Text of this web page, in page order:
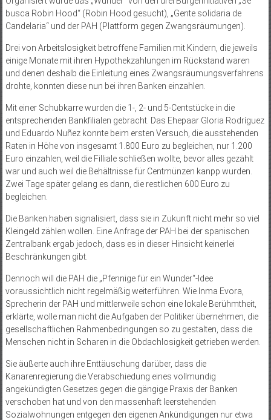
busca Robin Hood“ (Robin Hood gesucht), „Gente solidaria de
Candelaria“ und der PAH (Plattform gegen Zwangsräumungen).
Drei von Arbeitslosigkeit betroffene Familien mit Kindern, die jeweils
einige Monate mit ihren Hypothekzahlungen im Rückstand waren
und denen deshalb die Einleitung eines Zwangsräumungsverfahrens
drohte, konnten diese nun bei ihren Banken einzahlen.
Mit einer Schubkarre wurden die 1-, 2- und 5-Centstücke in die
entsprechenden Bankfilialen gebracht. Das Ehepaar Gloria Rodríguez
und Eduardo Nuñez konnte beim ersten Versuch, die ausstehenden
Raten in Höhe von insgesamt 1.800 Euro zu begleichen, nur 1.200
Euro einzahlen, weil die Filliale schließen wollte, bevor alles gezählt
war und auch weil die Behältnisse für Centmünzen kanpp wurden.
Zwei Tage später gelang es dann, die restlichen 600 Euro zu
begleichen.
Die Banken haben signalisiert, dass sie in Zukunft nicht mehr so viel
Kleingeld zählen wollen. Eine Anfrage der PAH bei der spanischen
Zentralbank ergab jedoch, dass es in dieser Hinsicht keinerlei
Beschränkungen gibt.
Dennoch will die PAH die „Pfennige für ein Wunder“-Idee
voraussichtlich nicht regelmäßig weiterführen. Wie Inma Evora,
Sprecherin der PAH und mittlerweile schon eine lokale Berühmtheit,
erklärte, wolle man nicht die Aufgaben der Politiker übernehmen, die
gesellschaftlichen Rahmenbedingungen so zu gestalten, dass die
Menschen nicht in Scharen in die Obdachlosigkeit getrieben werden.
Sie äußerte auch ihre Enttäuschung darüber, dass die
Kanarenregierung die Verabschiedung eines vollmundig
angekündigten Gesetzes gegen die gängige Praxis der Banken
verschoben hat und von den massenhaft leerstehenden
Sozialwohnungen entgegen den eigenen Ankündigungen nur etwa